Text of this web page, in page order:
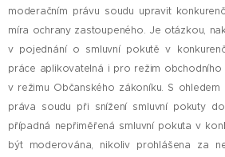
moderačním právu soudu upravit
míra ochrany zastoupeného. Je otázkou,
v pojednání o smluvní pokutě v
práce aplikovatelná i pro režim
v režimu Občanského zákoníku. S
práva soudu při snížení smluvní pokuty
případná nepřiměřená smluvní pokuta v
být moderována, nikoliv prohlášena za